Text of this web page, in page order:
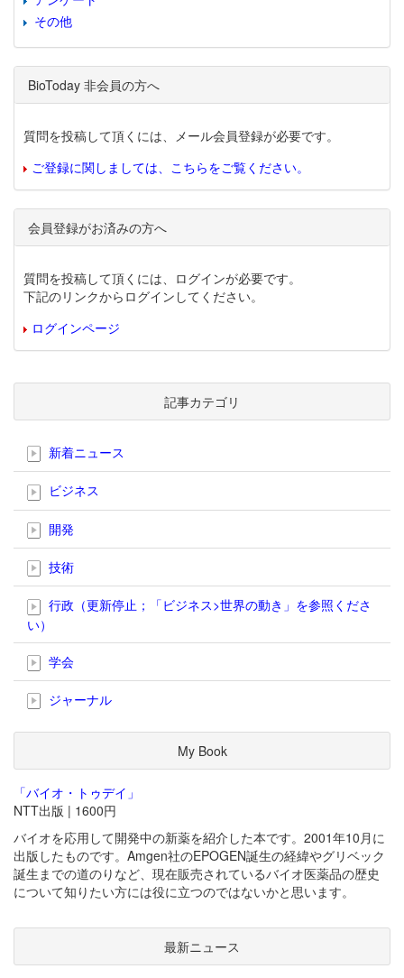
その他
BioToday 非会員の方へ
質問を投稿して頂くには、メール会員登録が必要です。
ご登録に関しましては、こちらをご覧ください。
会員登録がお済みの方へ
質問を投稿して頂くには、ログインが必要です。
下記のリンクからログインしてください。
ログインページ
記事カテゴリ
新着ニュース
ビジネス
開発
技術
行政（更新停止；「ビジネス>世界の動き」を参照くださ
い）
学会
ジャーナル
My Book
「バイオ・トゥデイ」
NTT出版 | 1600円
バイオを応用して開発中の新薬を紹介した本です。2001年10月に
出版したものです。Amgen社のEPOGEN誕生の経緯やグリベック
誕生までの道のりなど、現在販売されているバイオ医薬品の歴史
について知りたい方には役に立つのではないかと思います。
最新ニュース